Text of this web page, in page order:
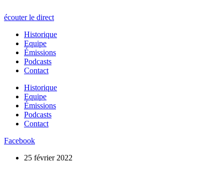
écouter le direct
Historique
Equipe
Émissions
Podcasts
Contact
Historique
Equipe
Émissions
Podcasts
Contact
Facebook
25 février 2022